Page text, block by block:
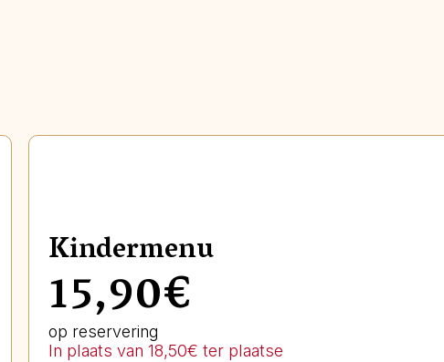
Kindermenu
15,90€
op reservering
In plaats van 18,50€ ter plaatse